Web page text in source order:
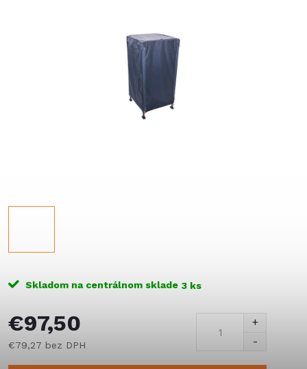
Skladom na centrálnom sklade 3 ks
€97,50
€79,27 bez DPH